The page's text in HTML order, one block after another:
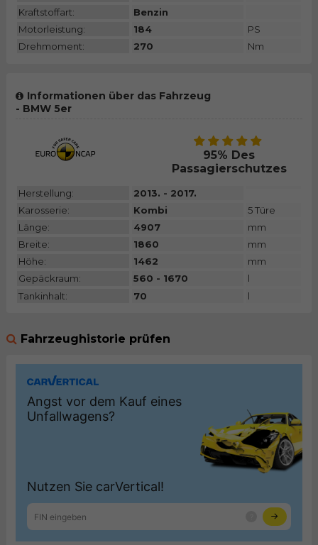
Kraftstoffart:
Benzin
Motorleistung:
184
PS
Drehmoment:
270 Nm
Informationen über das Fahrzeug
- BMW 5er
95% Des
Passagierschutzes
Herstellung:
2013. - 2017.
Karosserie:
Kombi
5 Türe
Länge:
4907
mm
Breite:
1860
mm
Höhe:
1462
mm
Gepäckraum:
560 - 1670
l
Tankinhalt:
70 l
Fahrzeughistorie prüfen